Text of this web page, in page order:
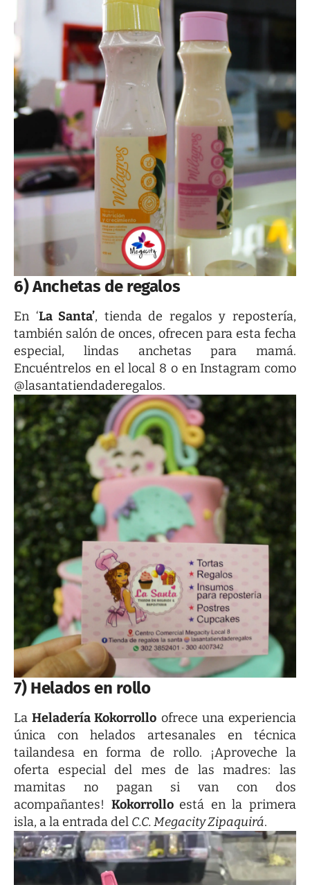
6) Anchetas de regalos
En ‘La Santa’, tienda de regalos y repostería,
también salón de onces, ofrecen para esta fecha
especial, lindas anchetas para mamá.
Encuéntrelos en el local 8 o en Instagram como
@lasantatiendaderegalos.
7) Helados en rollo
LaHeladería Kokorrollo ofrece una experiencia
única con helados artesanales en técnica
tailandesa en forma de rollo. ¡Aproveche la
oferta especial del mes de las madres: las
mamitas no pagan si van con dos
acompañantes! Kokorrolloestá en la primera
isla, a la entrada del C.C. Megacity Zipaquirá.